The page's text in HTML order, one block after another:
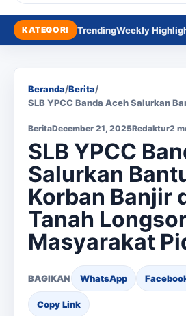
KATEGORI TrendingWeekly
Beranda/Berita/
SLB YPCC Banda Aceh Salurkan
BeritaDecember 21, 2025Redaktur2
SLB YPCC
Salurkan
Korban Banjir
Tanah
Masyarakat
BAGIKAN WhatsApp
Copy Link